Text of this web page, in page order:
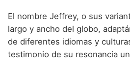
El nombre Jeffrey, o sus
largo y ancho del globo,
de diferentes idiomas y
testimonio de su resonancia